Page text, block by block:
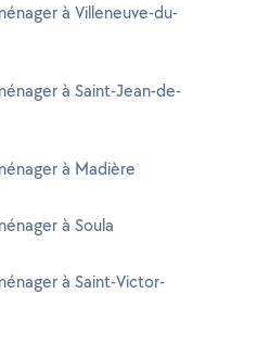
à Villeneuve-du-
à Saint-Jean-de-
à Madière
à Soula
à Saint-Victor-